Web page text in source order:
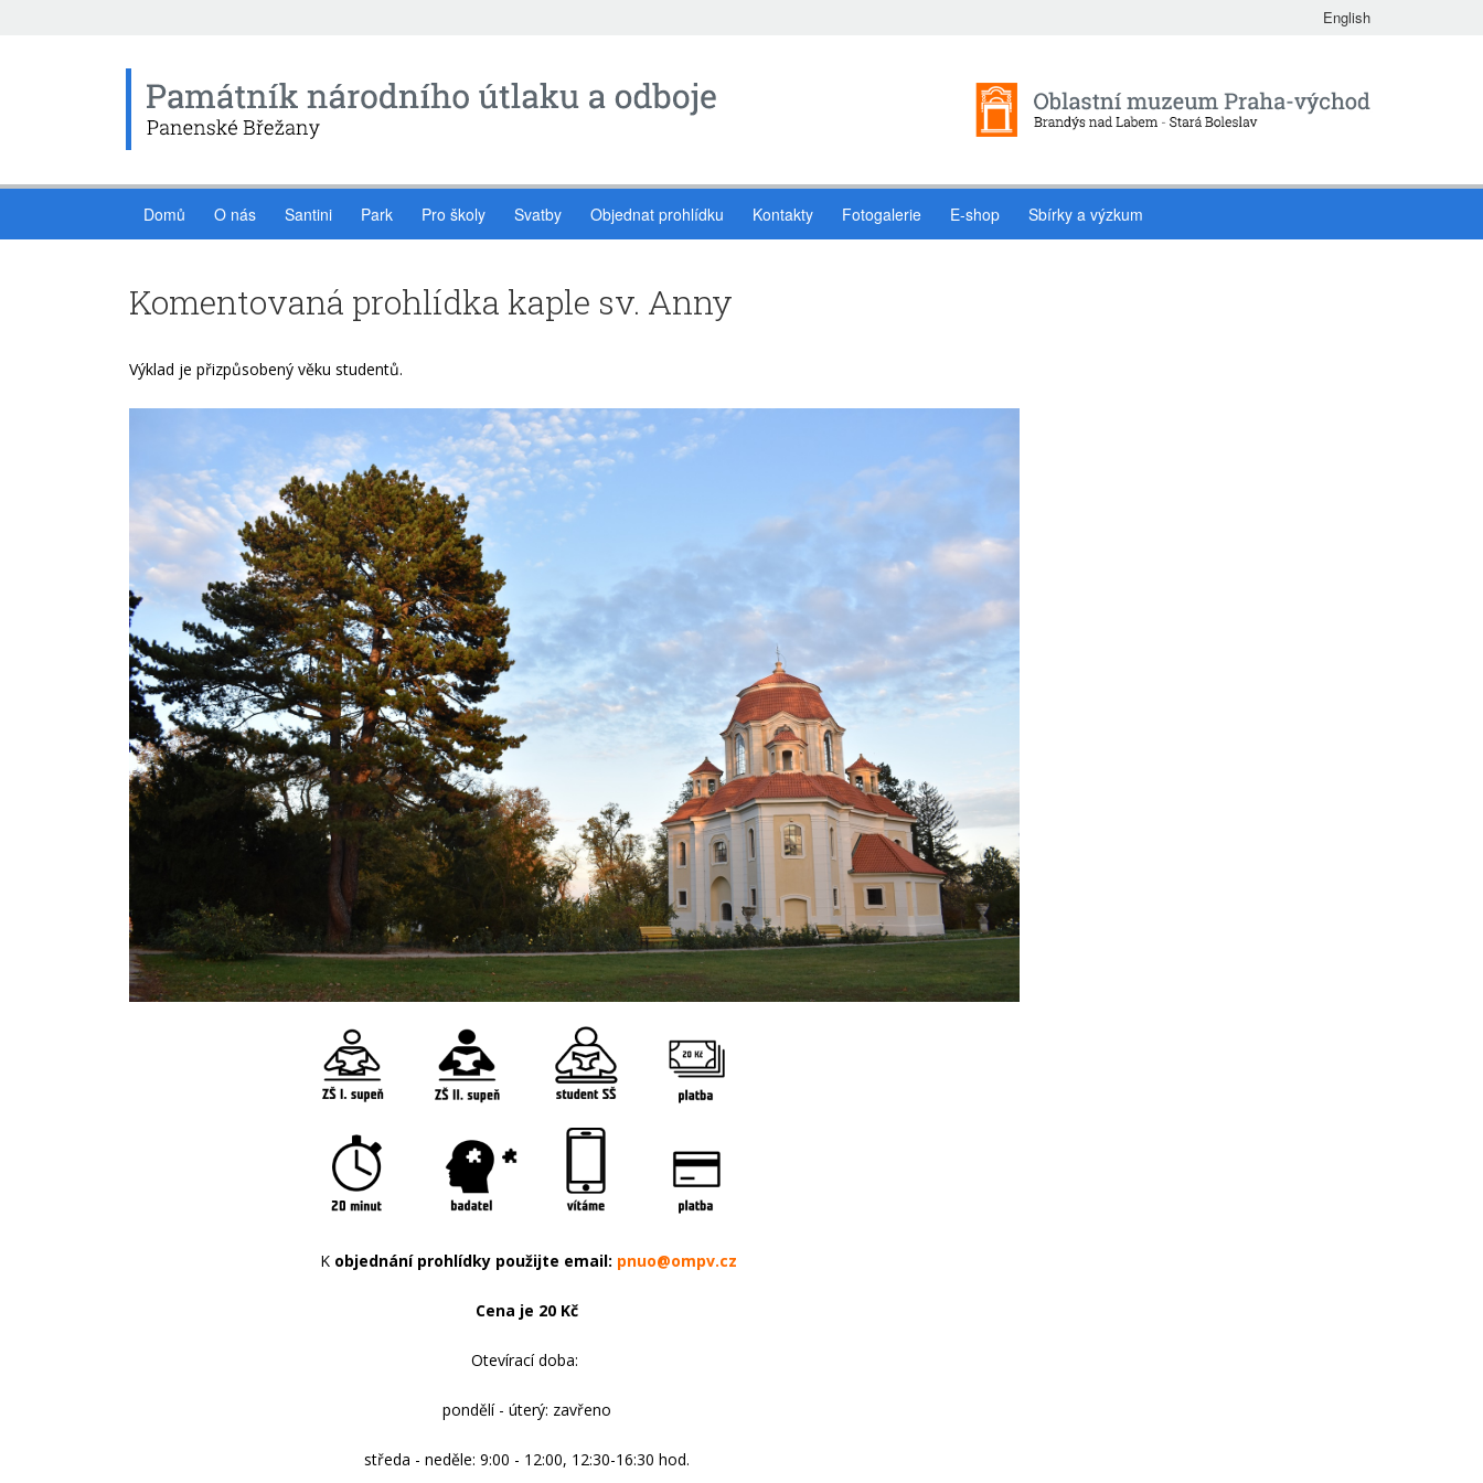
English
Domů O nás Santini Park Pro školy Svatby Objednat prohlídku Kontakty Fotogalerie E-shop Sbírky a výzkum
Komentovaná prohlídka kaple sv. Anny
Výklad je přizpůsobený věku studentů.
K objednání prohlídky použijte email: pnuo@ompv.cz
Cena je 20 Kč
Otevírací doba:
pondělí - úterý: zavřeno
středa - neděle: 9:00 - 12:00, 12:30-16:30 hod.